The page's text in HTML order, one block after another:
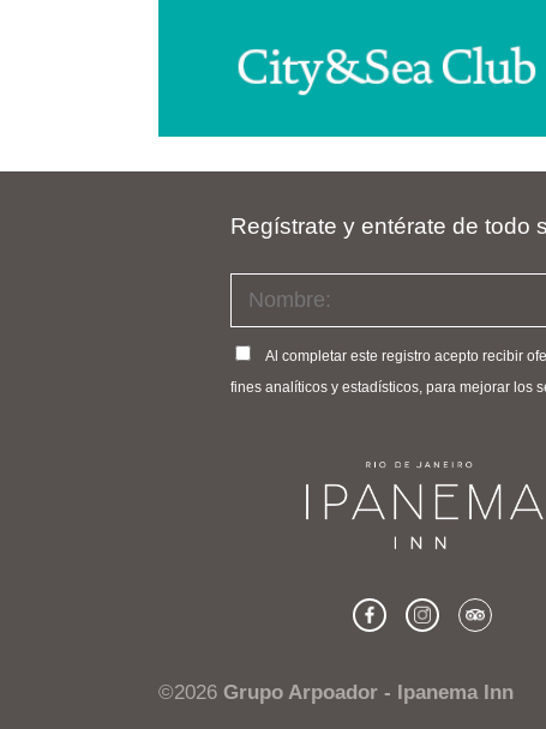
Regístrate y entérate de todo
Al completar este registro acepto recibir
fines analíticos y estadísticos, para mejorar los
©2026 Grupo Arpoador - Ipanema Inn